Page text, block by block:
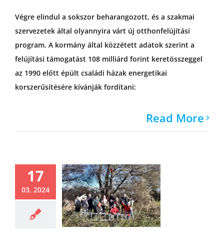
Végre elindul a sokszor beharangozott, és a szakmai
szervezetek által olyannyira várt új otthonfelújítási
program. A kormány által közzétett adatok szerint a
felújítási támogatást 108 milliárd forint keretösszeggel
az 1990 előtt épült családi házak energetikai
korszerűsítésére kívánják fordítani:
Read More
17
03, 2024